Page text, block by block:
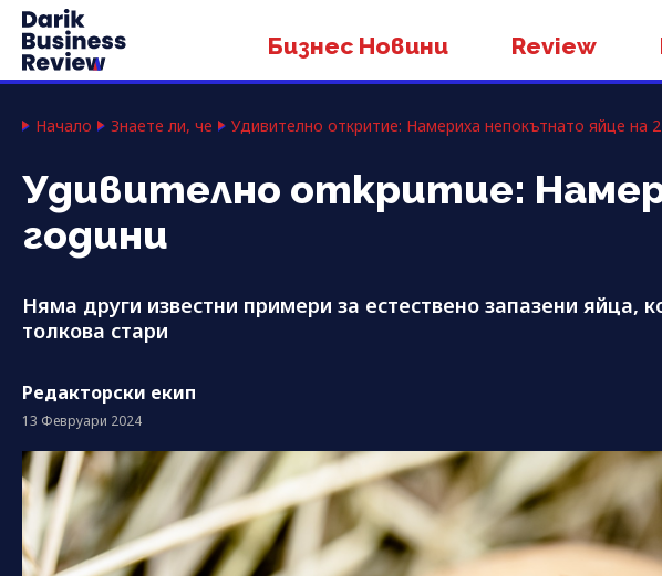
Бизнес Новини Review
Начало Знаете ли, че Удивително откритие: Намериха непокътнато яйце на
Удивително откритие:
години
Няма други известни примери за естествено запазени яйца,
толкова стари
Редакторски екип
13 Февруари 2024